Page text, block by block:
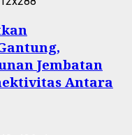
Jembatan
Antara